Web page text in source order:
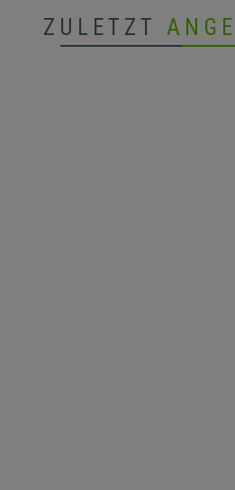
ZULETZT